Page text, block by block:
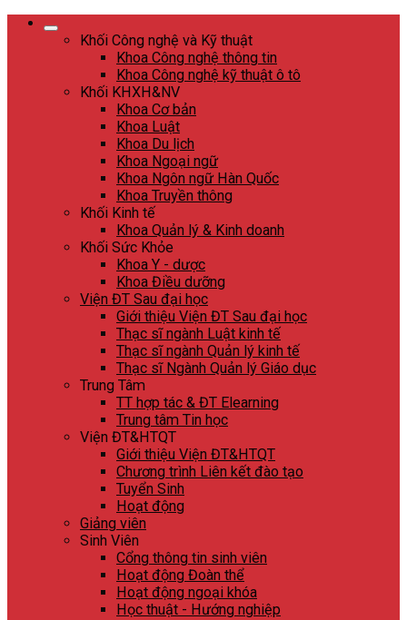
Skip
Khối Công nghệ và Kỹ thuật
Khoa Công nghệ thông tin
Khoa Công nghệ kỹ thuật ô tô
Khối KHXH&NV
Khoa Cơ bản
Khoa Luật
Khoa Du lịch
Khoa Ngoại ngữ
Khoa Ngôn ngữ Hàn Quốc
Khoa Truyền thông
Khối Kinh tế
Khoa Quản lý & Kinh doanh
Khối Sức Khỏe
Khoa Y - dược
Khoa Điều dưỡng
Viện ĐT Sau đại học
Giới thiệu Viện ĐT Sau đại học
Thạc sĩ ngành Luật kinh tế
Thạc sĩ ngành Quản lý kinh tế
Thạc sĩ Ngành Quản lý Giáo dục
Trung Tâm
TT hợp tác & ĐT Elearning
Trung tâm Tin học
Viện ĐT&HTQT
Giới thiệu Viện ĐT&HTQT
Chương trình Liên kết đào tạo
Tuyển Sinh
Hoạt động
Giảng viên
Sinh Viên
Cổng thông tin sinh viên
Hoạt động Đoàn thể
Hoạt động ngoại khóa
Học thuật - Hướng nghiệp